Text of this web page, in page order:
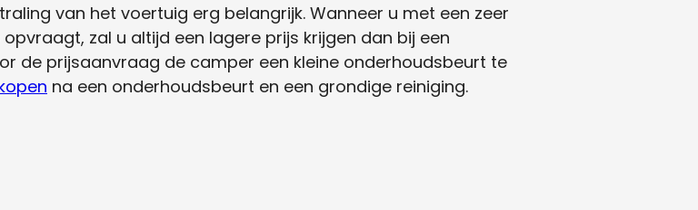
van het voertuig erg belangrijk. Wanneer u met een zeer
zal u altijd een lagere prijs krijgen dan bij een
de prijsaanvraag de camper een kleine onderhoudsbeurt te
na een onderhoudsbeurt en een grondige reiniging.